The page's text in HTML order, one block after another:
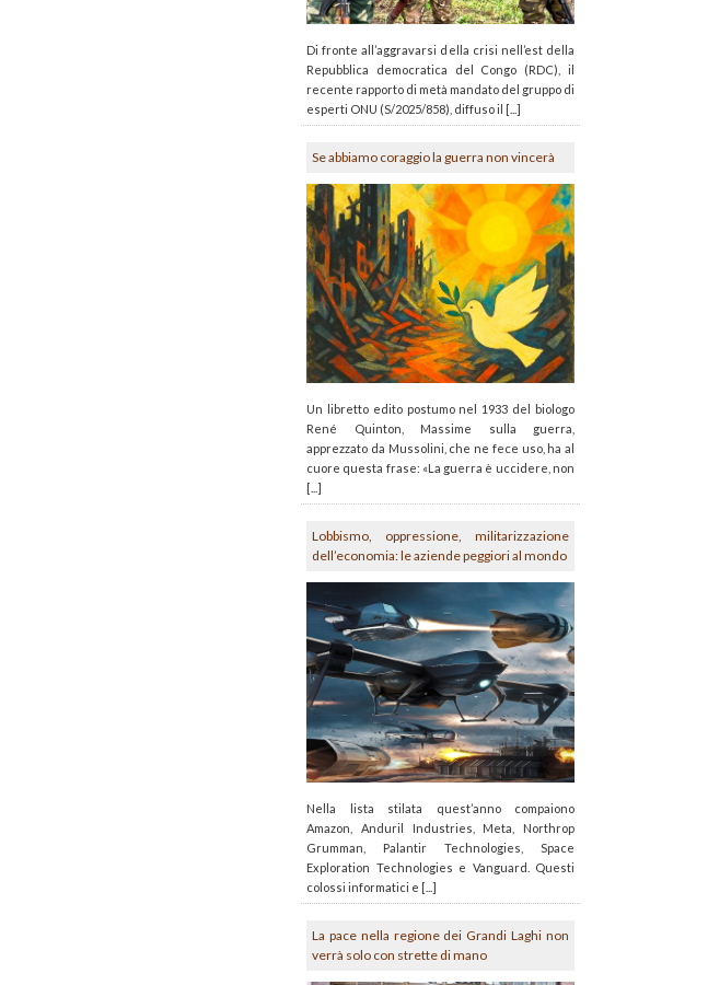
Di fronte all’aggravarsi della crisi nell’est della
Repubblica democratica del Congo (RDC), il
recente rapporto di metà mandato del gruppo di
esperti ONU (S/2025/858), diffuso il [...]
Se abbiamo coraggio la guerra non vincerà
Un libretto edito postumo nel 1933 del biologo
René Quinton, Massime sulla guerra,
apprezzato da Mussolini, che ne fece uso, ha al
cuore questa frase: «La guerra è uccidere, non
[...]
Lobbismo, oppressione, militarizzazione
dell’economia: le aziende peggiori al mondo
Nella lista stilata quest’anno compaiono
Amazon, Anduril Industries, Meta, Northrop
Grumman, Palantir Technologies, Space
Exploration Technologies e Vanguard. Questi
colossi informatici e [...]
La pace nella regione dei Grandi Laghi non
verrà solo con strette di mano